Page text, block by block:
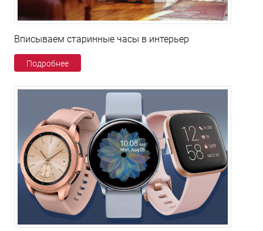
Вписываем старинные часы в интерьер
Подробнее